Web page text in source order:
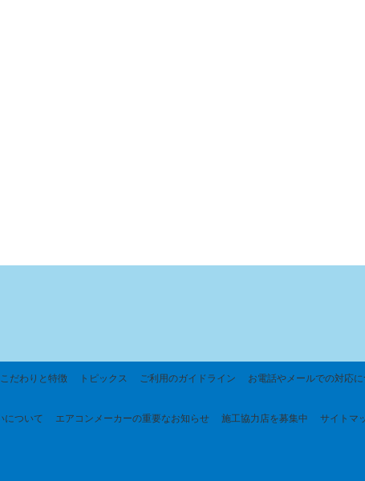
こだわりと特徴 トピックス ご利用のガイドライン お電話やメールでの対応
について エアコンメーカーの重要なお知らせ 施工協力店を募集中 サイトマ